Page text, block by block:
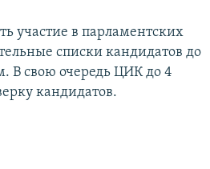
участие в парламентских
списки кандидатов до
В свою очередь ЦИК до 4
кандидатов.